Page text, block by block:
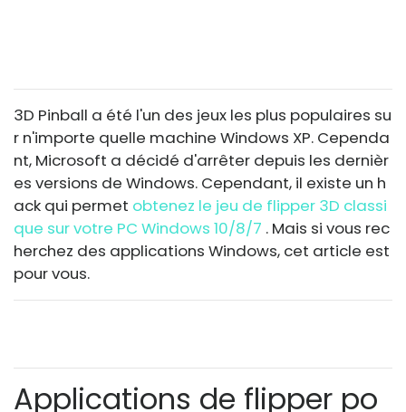
3D Pinball a été l'un des jeux les plus populaires su
r n'importe quelle machine Windows XP. Cependa
nt, Microsoft a décidé d'arrêter depuis les dernièr
es versions de Windows. Cependant, il existe un h
ack qui permet obtenez le jeu de flipper 3D classi
que sur votre PC Windows 10/8/7 . Mais si vous rec
herchez des applications Windows, cet article est
pour vous.
Applications de flipper po